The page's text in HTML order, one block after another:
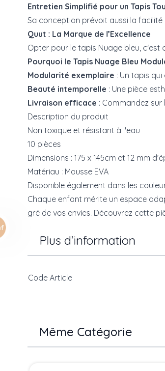
Entretien Simplifié pour un Tapis
Sa conception prévoit aussi la facilité
Quut : La Marque de l’Excellence
Opter pour le tapis Nuage bleu, c'est
Pourquoi le Tapis Nuage Bleu
Modularité exemplaire : Un tapis
Beauté intemporelle : Une pièce
Livraison efficace : Commandez
Description du produit
Non toxique et résistant à l'eau
10 pièces
Dimensions : 175 x 145cm et 12 mm
Matériau : Mousse EVA
Disponible également dans les
Chaque enfant mérite un espace
gré de vos envies. Découvrez cette
Plus d’information
Code Article
Même Catégorie